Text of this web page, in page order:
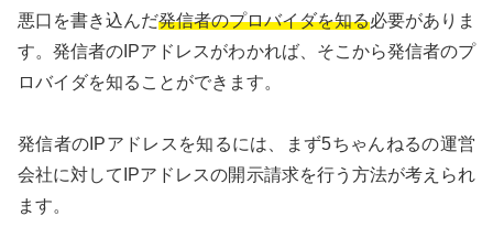
悪口を書き込んだ発信者のプロバイダを知る必要がありま
す。発信者のIPアドレスがわかれば、そこから発信者のプ
ロバイダを知ることができます。
発信者のIPアドレスを知るには、まず5ちゃんねるの運営
会社に対してIPアドレスの開示請求を行う方法が考えられ
ます。